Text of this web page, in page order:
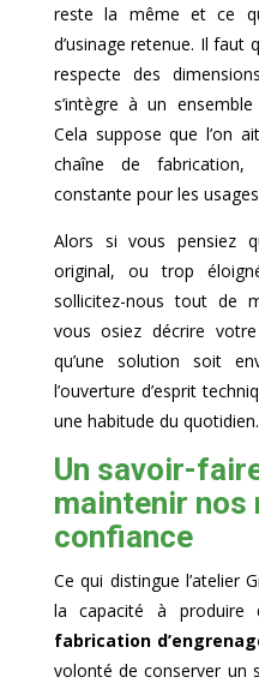
reste la même et ce
d’usinage retenue. Il faut
respecte des
s’intègre à un
Cela suppose que l’on
chaîne de
constante pour les
Alors si vous pensiez
original, ou trop
sollicitez-nous tout de
vous osiez décrire
qu’une solution soit
l’ouverture d’esprit
une habitude du quotidien.
Un savoir-
maintenir nos
confiance
Ce qui distingue l’atelier
la capacité à produire
fabrication
volonté de conserver un